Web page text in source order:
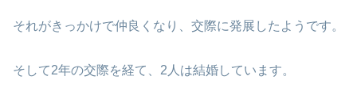
それがきっかけで仲良くなり、交際に発展したようです。
そして2年の交際を経て、2人は結婚しています。